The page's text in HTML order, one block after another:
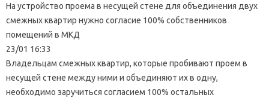
На устройство проема в несущей стене для объединения двух
смежных квартир нужно согласие 100% собственников
помещений в МКД
23/01 16:33
Владельцам смежных квартир, которые пробивают проем в
несущей стене между ними и объединяют их в одну,
необходимо заручиться согласием 100% остальных